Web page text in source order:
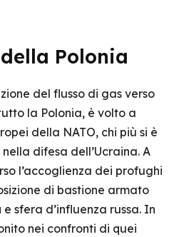
Polonia
del flusso di gas verso
la Polonia, è volto a
della NATO, chi più si è
difesa dell’Ucraina. A
l’accoglienza dei profughi
di bastione armato
e sfera d’influenza russa. In
nei confronti di quei